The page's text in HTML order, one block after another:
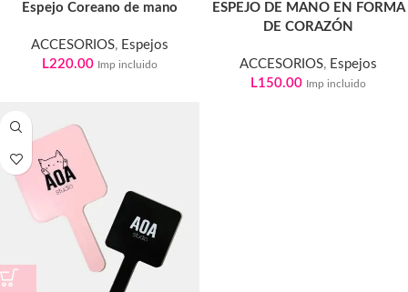
Espejo Coreano de mano
ACCESORIOS, Espejos
L220.00 Imp incluido
ESPEJO DE MANO EN FORMA
DE CORAZÓN
ACCESORIOS, Espejos
L150.00 Imp incluido